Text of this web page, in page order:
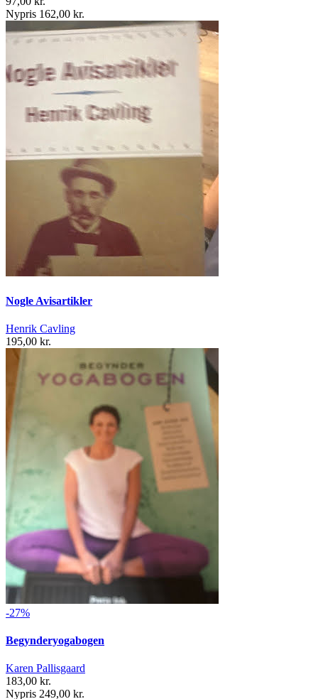
Nypris 162,00 kr.
Nogle Avisartikler
Henrik Cavling
195,00 kr.
-27%
Begynderyogabogen
Karen Pallisgaard
183,00 kr.
Nypris 249,00 kr.